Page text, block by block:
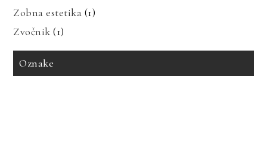
Zobna estetika (1)
Zvočnik (1)
Oznake